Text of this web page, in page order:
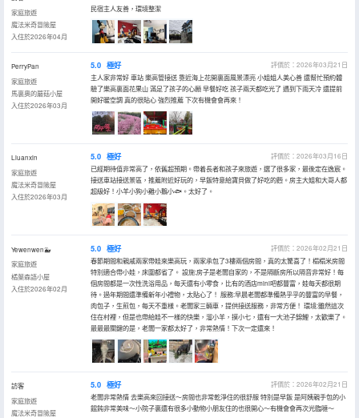
家庭旅遊
魔法米奇冒險屋
入住於2026年04月
民宿主人友善，環境整潔
PerryPan
家庭旅遊
馬裏奧的蘑菇小屋
入住於2026年03月
5.0 極好
評價於：2026年03月21日
主人家非常好 車站 樂高管接送 靠近海上花開裏面風景漂亮 小姐姐人美心善 還幫忙預約體
驗了樂高裏面花果山 滿足了孩子的心願 早餐好吃 孩子兩天都吃光了 遇到下雨天冷 還提前
開好暖空調 真的很貼心 強烈推薦 下次有機會會再來！
Liuanxin
家庭旅遊
魔法米奇冒險屋
入住於2026年03月
5.0 極好
評價於：2026年03月16日
已經期待值非常高了，依舊超預期。帶着長者和孩子來旅遊，選了很多家，最後定在逸宸。
接送車站接送景區，推薦附近好玩的，早飯特意給寶貝做了好吃的麪。房主大姐和大哥人都
超級好！小羊小狗小雞小鵝小🐟。太好了。
Yewenwen🐳
家庭旅遊
橘葉森語小屋
入住於2026年02月
5.0 極好
評價於：2026年02月21日
春節期間和親戚兩家帶娃來樂高玩，兩家承包了3樓兩個房間，真的太驚喜了！榻榻米房間
特別適合帶小娃，床圍都省了。 設施:房子是老闆自家的，不是隔斷房所以隔音非常好！每
個房間都是一次性洗浴用品，每天還有小零食，比有的酒店mini吧都豐富，娃每天都很期
待。過年期間還準備新年小禮物，太貼心了！ 服務:早晨老闆都準備熱乎乎的豐富的早餐，
肉包子，生煎包，每天不重樣。老闆家三輛車，提供接送服務，非常方便！ 環境:雖然這次
住在村裡，但是也帶給娃不一樣的快樂，溜小羊，摸小七，還有一大池子錦鯉，太歡樂了。
最最最關鍵的是，老闆一家都太好了，非常熱情！下次一定還來！
訪客
家庭旅遊
魔法米奇冒險屋
5.0 極好
評價於：2026年02月21日
老闆非常熱情 去樂高來回接送～房間也非常乾淨住的很舒服 特別是早飯 是阿姨親手包的小
餛飩非常美味～小院子裏還有很多小動物小朋友住的也很開心～有機會會再次光臨噠～